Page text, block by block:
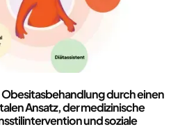
durch einen
Ansatz, der medizinische
und soziale